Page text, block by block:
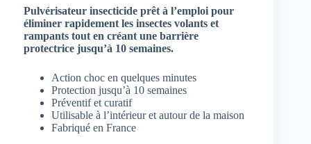
Pulvérisateur insecticide prêt à l’emploi pour
éliminer rapidement les insectes volants et
rampants tout en créant une barrière
protectrice jusqu’à 10 semaines.
Action choc en quelques minutes
Protection jusqu’à 10 semaines
Préventif et curatif
Utilisable à l’intérieur et autour de la maison
Fabriqué en France